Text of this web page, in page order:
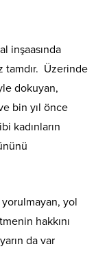
inşaasında
tamdır. Üzerinde
dokuyan,
bin yıl önce
kadınların
yorulmayan, yol
hakkını
da var